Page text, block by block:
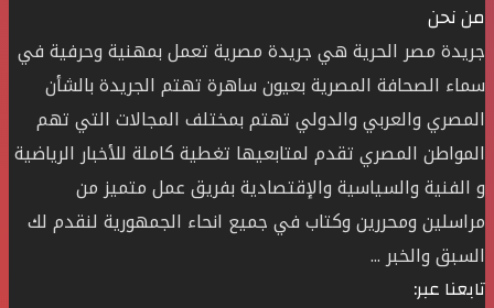
من نحن
جريدة مصر الحرية هي جريدة مصرية تعمل بمهنية وحرفية في
سماء الصحافة المصرية بعيون ساهرة تهتم الجريدة بالشأن
المصري والعربي والدولي تهتم بمختلف المجالات التي تهم
المواطن المصري تقدم لمتابعيها تغطية كاملة للأخبار الرياضية
و الفنية والسياسية والإقتصادية بفريق عمل متميز من
مراسلين ومحررين وكتاب في جميع انحاء الجمهورية لنقدم لك
السبق والخبر ...
تابعنا عبر: